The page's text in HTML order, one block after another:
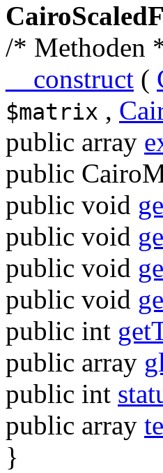
/* Methoden
__construct (
$matrix ,
public array
public
public void
public void
public void
public void
public int
public array
public int
public array
}